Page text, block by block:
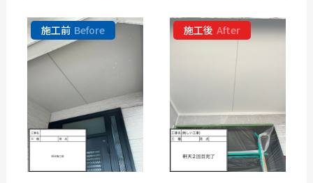
施工前 Before 施工後 After